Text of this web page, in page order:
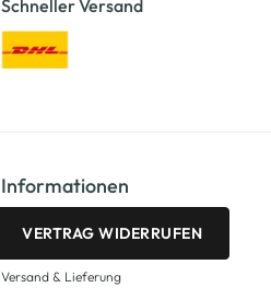
Schneller Versand
Informationen
VERTRAG WIDERRUFEN
Versand & Lieferung